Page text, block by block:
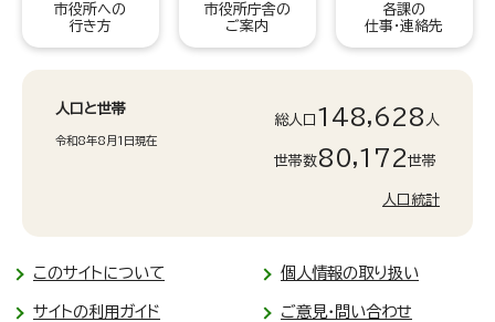
市役所への
行き方
市役所庁舎の
ご案内
各課の
仕事・連絡先
人口と世帯
令和8年8月1日現在
総人口 148,628 人
世帯数80,172世帯
人口統計
このサイトについて 個人情報の取り扱い
サイトの利用ガイド ご意見・問い合わせ